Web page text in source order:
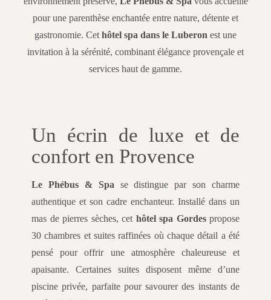
pour une parenthèse enchantée entre nature, détente et
gastronomie. Cet hôtel spa dans le Luberon est une
invitation à la sérénité, combinant élégance provençale et
services haut de gamme.
Un écrin de luxe et de
confort en Provence
Le Phébus & Spase distingue par son charme
authentique et son cadre enchanteur. Installé dans un
mas de pierres sèches, cet hôtel spa Gordespropose
30 chambres et suites raffinées où chaque détail a été
pensé pour offrir une atmosphère chaleureuse et
apaisante. Certaines suites disposent même d’une
piscine privée, parfaite pour savourer des instants de